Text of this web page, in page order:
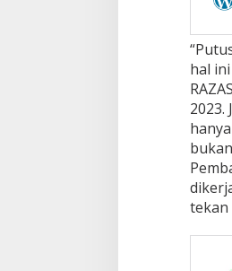
hal
2023.
tekan